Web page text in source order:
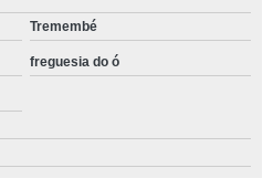
Tremembé
freguesia do ó